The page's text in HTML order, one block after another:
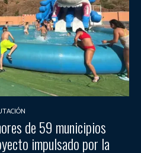
de 59 municipios
impulsado por la